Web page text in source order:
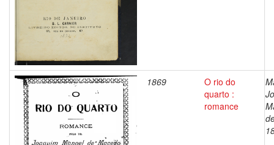
1869
O rio do
quarto :
romance